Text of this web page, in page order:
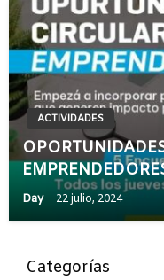
ACTIVIDADES
Day 22 julio, 2024
Categorías